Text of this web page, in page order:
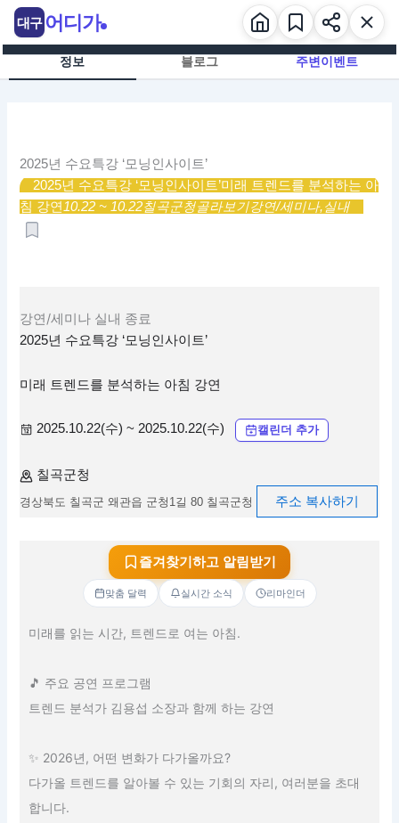
츠
정보 블로그 주변이벤트
2025년 수요특강 ‘모닝인사이트’
2025년 수요특강 ‘모닝인사이트’미래 트렌드를 분석하는 아
침 강연10.22 ~ 10.22칠곡군청골라보기강연/세미나,실내
강연/세미나 실내 종료
2025년 수요특강 ‘모닝인사이트’
미래 트렌드를 분석하는 아침 강연
2025.10.22(수) ~ 2025.10.22(수) 캘린더 추가
칠곡군청
경상북도 칠곡군 왜관읍 군청1길 80 칠곡군청 주소 복사하기
즐겨찾기하고 알림받기
맞춤 달력 실시간 소식 리마인더
미래를 읽는 시간, 트렌드로 여는 아침.
🎵 주요 공연 프로그램
트렌드 분석가 김용섭 소장과 함께 하는 강연
✨ 2026년, 어떤 변화가 다가올까요?
다가올 트렌드를 알아볼 수 있는 기회의 자리, 여러분을 초대
합니다.
대구 어디가